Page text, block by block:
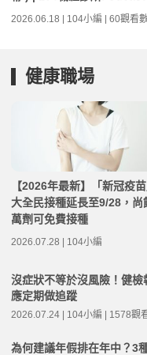
2026.06.18 | 104小編 | 60觀看
健康職場
【2026年最新】「新冠疫
大全民接種延長至9/28，尚
萬劑可免費接種
2026.07.28 | 104小編
沒症狀不等於沒風險！健檢
應定期做追蹤
2026.07.24 | 104小編 | 1578觀
為何建議年假排在年中？3